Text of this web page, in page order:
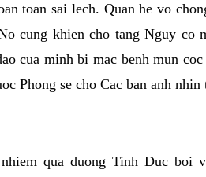
toan sai lech. Quan he vo
cung khien cho tang Nguy
cua minh bi mac benh mun
Phong se cho Cac ban anh nhin
qua duong Tinh Duc boi